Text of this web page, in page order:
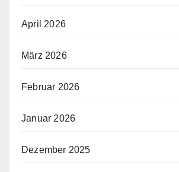
April 2026
März 2026
Februar 2026
Januar 2026
Dezember 2025